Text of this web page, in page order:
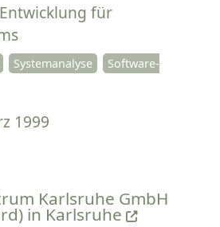
für
Systemanalyse
Software-
1999
Karlsruhe GmbH
in Karlsruhe